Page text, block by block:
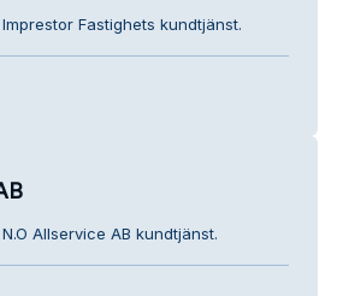
Fastighets kundtjänst.
Allservice AB kundtjänst.